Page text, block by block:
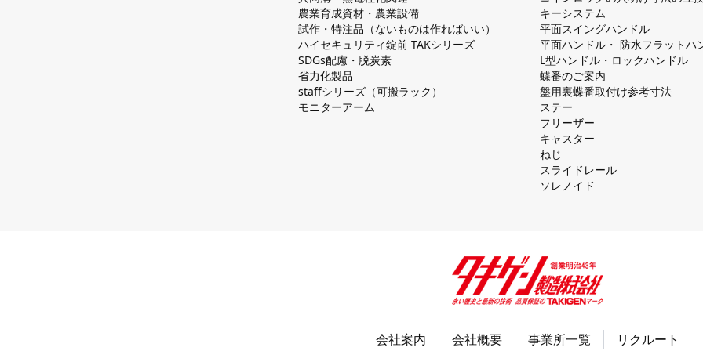
農業育成資材・農業設備
試作・特注品（ないものは作ればいい）
ハイセキュリティ錠前 TAKシリーズ
SDGs配慮・脱炭素
省力化製品
staffシリーズ（可搬ラック）
モニターアーム
キーシステム
平⾯スイングハンドル
平⾯ハンドル・ 防⽔フラットハ
L型ハンドル・ロックハンドル
蝶番のご案内
盤⽤裏蝶番取付け参考⼨法
ステー
フリーザー
キャスター
ねじ
スライドレール
ソレノイド
会社案内 会社概要 事業所一覧 リクルート